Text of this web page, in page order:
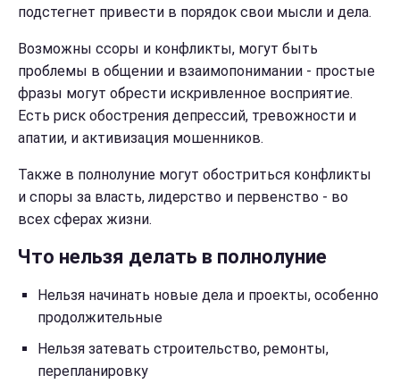
подстегнет привести в порядок свои мысли и дела.
Возможны ссоры и конфликты, могут быть
проблемы в общении и взаимопонимании - простые
фразы могут обрести искривленное восприятие.
Есть риск обострения депрессий, тревожности и
апатии, и активизация мошенников.
Также в полнолуние могут обостриться конфликты
и споры за власть, лидерство и первенство - во
всех сферах жизни.
Что нельзя делать в полнолуние
Нельзя начинать новые дела и проекты, особенно
продолжительные
Нельзя затевать строительство, ремонты,
перепланировку